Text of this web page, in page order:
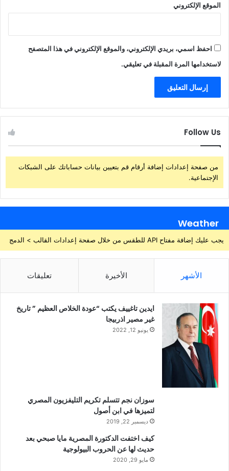
الموقع الإلكتروني
احفظ اسمي، بريدي الإلكتروني، والموقع الإلكتروني في هذا المتصفح
لاستخدامها المرة المقبلة في تعليقي.
Follow Us
من صفحة إعدادات إضافة أرقام قم بتعيين بيانات حساباتك على الشبكات
الإجتماعية.
Weather
يجب عليك إضافة مفتاح API للطقس من خلال صفحة إعدادات القالب > الدمج
الأشهر الأخيرة تعليقات
ايدين تاغييف يكتب “عودة الخلاص العظيم ” تاريخ
غير مصير اذربيجا
يونيو 12, 2022
سوزان نجم تتسلم تكريم التليفزيون المصري
لتميزها في ابن أصول
ديسمبر 22, 2019
كيف اختفت الدكتورة المصرية مايا صبحي بعد
حديث لها عن الحروب البيولوجية
مايو 29, 2020